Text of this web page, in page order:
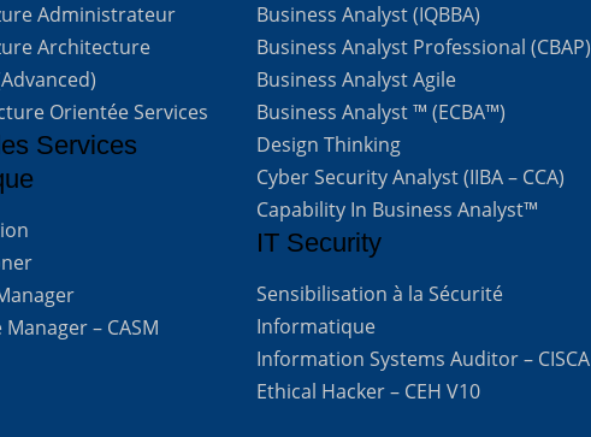
Administrateur
Architecture
Orientée Services
Services
– CASM
Business Analyst (IQBBA)
Business Analyst Professional (CBAP)
Business Analyst Agile
Business Analyst ™ (ECBA™)
Design Thinking
Cyber Security Analyst (IIBA – CCA)
Capability In Business Analyst™
IT Security
Sensibilisation à la Sécurité
Informatique
Information Systems Auditor – CISCA
Ethical Hacker – CEH V10